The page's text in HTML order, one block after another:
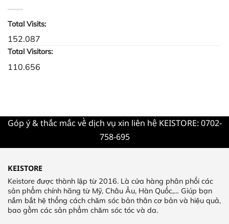
Total Visits:
152.087
Total Visitors:
110.656
Góp ý & thắc mắc về dịch vụ xin liên hệ KEISTORE: 0702-
758-695
KEISTORE
Keistore được thành lập từ 2016. Là cửa hàng phân phối các
sản phẩm chính hãng từ Mỹ, Châu Âu, Hàn Quốc,… Giúp bạn
nắm bắt hệ thống cách chăm sóc bản thân cơ bản và hiệu quả,
bao gồm các sản phẩm chăm sóc tóc và da.